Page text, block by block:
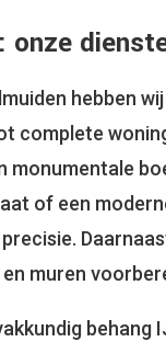
onze
hebben
complete
monumentale
of een
muren
behang